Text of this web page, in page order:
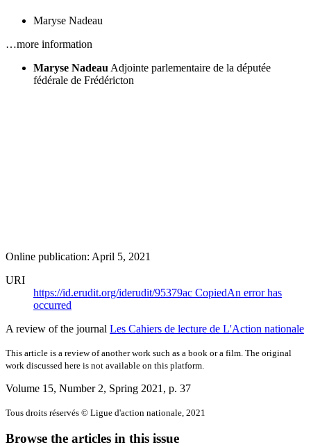
Maryse Nadeau
…more information
Maryse Nadeau Adjointe parlementaire de la députée
fédérale de Frédéricton
Online publication: April 5, 2021
URI
https://id.erudit.org/iderudit/95379ac CopiedAn error has
occurred
A review of the journal Les Cahiers de lecture de L'Action nationale
This article is a review of another work such as a book or a film. The original
work discussed here is not available on this platform.
Volume 15, Number 2, Spring 2021 , p. 37
Tous droits réservés © Ligue d'action nationale, 2021
Browse the articles in this issue